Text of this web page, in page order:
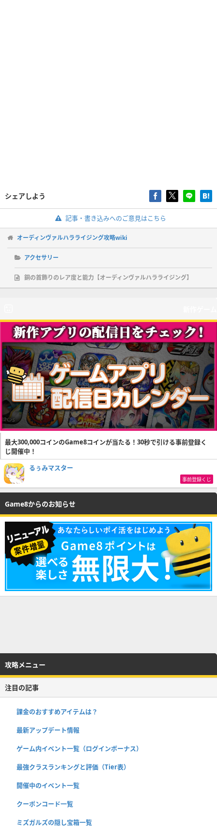
シェアしよう
記事・書き込みへのご意見はこちら
オーディンヴァルハラライジング攻略wiki
アクセサリー
銅の首飾りのレア度と能力【オーディンヴァルハラライジング】
最大300,000コインのGame8コインが当たる！30秒で引ける事前登録く
じ開催中！
るぅみマスター
事前登録くじ
Game8からのお知らせ
攻略メニュー
注目の記事
課金のおすすめアイテムは？
最新アップデート情報
ゲーム内イベント一覧（ログインボーナス）
最強クラスランキングと評価（Tier表）
開催中のイベント一覧
クーポンコード一覧
ミズガルズの隠し宝箱一覧